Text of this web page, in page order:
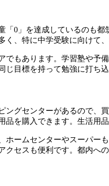
「0」を達成しているのも
く、特に中学受験に向けて
でもあります。学習塾や予
じ目標を持って勉強に打ち込
ングセンターがあるので、
品を購入できます。生活用
ホームセンターやスーパー
クセスも便利です。都内へ